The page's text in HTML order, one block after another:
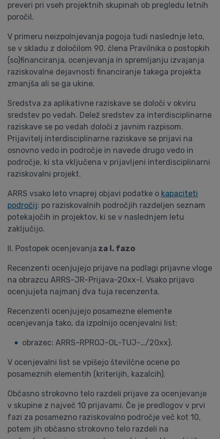
preveri pri vseh projektnih skupinah ob pregledu letnih
poročil.
V primeru neizpolnjevanja pogoja tudi naslednje leto,
se v skladu z določilom 90. člena Pravilnika o postopkih
(so)financiranja, ocenjevanja in spremljanju izvajanja
raziskovalne dejavnosti financiranje takega projekta
zmanjša ali se ga ukine.
Sredstva za aplikativne raziskave se določi v okviru
sredstev po vedah. Delež sredstev za interdisciplinarne
raziskave se po vedah določi z javnim razpisom.
Prijavitelj interdisciplinarne raziskave se prijavi na
osnovno vedo in področje in navede drugo vedo in
področje, ki sta vključena v prijavljeni interdisciplinarni
raziskovalni projekt.
ARRS vsako leto vnaprej objavi podatke o kapaciteti
področij: po raziskovalnih področjih razdeljen seznam
potekajočih in projektov, ki se v naslednjem letu
zaključijo.
II. Postopek ocenjevanja za I. fazo
Recenzenti ocenjujejo prijave na podlagi prijavne vloge
na obrazcu ARRS-JR-Prijava-20xx-I. Vsako prijavo
ocenjujeta najmanj dva tuja recenzenta.
Recenzenti ocenjujejo posamezne elemente
ocenjevanja tako, da izpolnijo ocenjevalni list:
obrazec: ARRS-RPROJ-OL-TUJ-…/20xx).
V ocenjevalni list se vpišejo številčne ocene po
posameznih elementih (kriterijih, kazalcih).
Občasno strokovno telo razdeli prijave za ocenjevanje
v skupine z največ 10 prijavami. Če je predlogov v prvi
fazi za posamezno raziskovalno področje več kot 10,
potem jih občasno strokovno telo razdeli na